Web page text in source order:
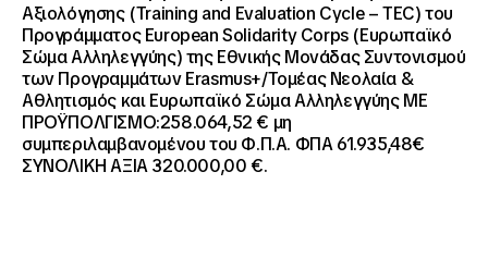
Αξιολόγησης (Training and Evaluation Cycle – TEC) του
Προγράμματος European Solidarity Corps (Ευρωπαϊκό
Σώμα Αλληλεγγύης) της Εθνικής Μονάδας Συντονισμού
των Προγραμμάτων Erasmus+/Τομέας Νεολαία &
Αθλητισμός και Ευρωπαϊκό Σώμα Αλληλεγγύης ΜΕ
ΠΡΟΫΠΟΛΓΙΣΜΟ:258.064,52 € μη
συμπεριλαμβανομένου του Φ.Π.Α. ΦΠΑ 61.935,48€
ΣΥΝΟΛΙΚΗ ΑΞΙΑ 320.000,00 €.